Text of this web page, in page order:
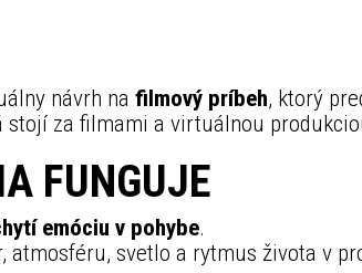
návrh nafilmový príbeh, ktorý
za filmami a virtuálnou
FUNGUJE
emóciu v pohybe.
svetlo a rytmus života v